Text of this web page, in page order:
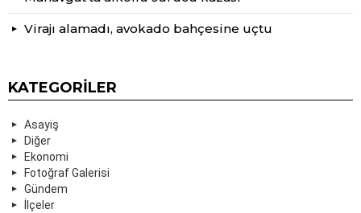
Virajı alamadı, avokado bahçesine uçtu
KATEGORILER
Asayiş
Diğer
Ekonomi
Fotoğraf Galerisi
Gündem
İlçeler